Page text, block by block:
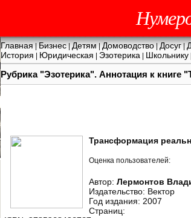
Главная|Бизнес|Детям|Домоводство|Досуг|
История Юридическая Эзотерика Школьнику
Рубрика "Эзотерика". Аннотация к книге
Трансформация
Оценка пользователей:
Автор: Лермонтов
Издательство: Вектор
Год издания: 2007
Страниц: